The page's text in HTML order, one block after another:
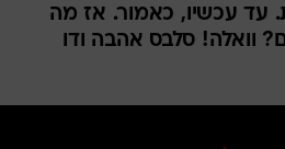
עד עכשיו, כאמור. אז מה
וואלה! סלבס אהבה ודו